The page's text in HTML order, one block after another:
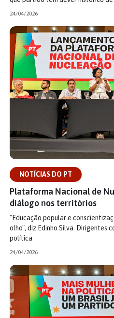
24/04/2026
NOTÍCIAS DO PT
Plataforma Nacional de
diálogo nos territórios
"Educação popular e
olho", diz Edinho Silva. Dirigentes
política
24/04/2026